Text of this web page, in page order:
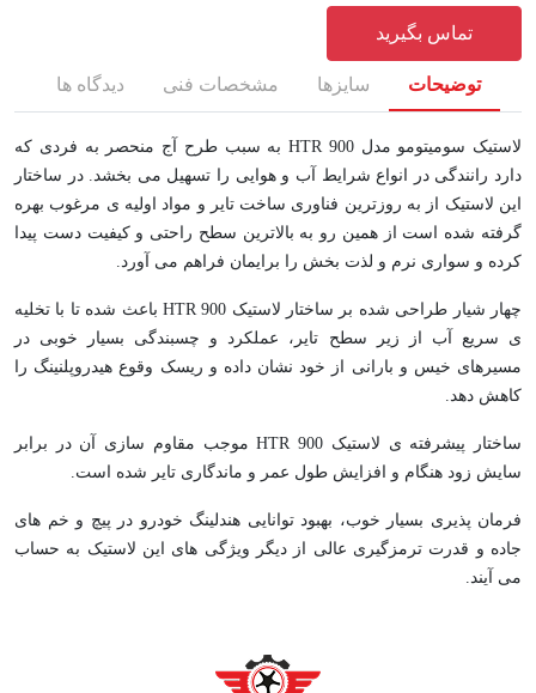
تماس بگیرید
توضیحات سایزها مشخصات فنی دیدگاه ها
لاستیک سومیتومو مدل HTR 900 به سبب طرح آج منحصر به فردی که
دارد رانندگی در انواع شرایط آب و هوایی را تسهیل می بخشد. در ساختار
این لاستیک از به روزترین فناوری ساخت تایر و مواد اولیه ی مرغوب بهره
گرفته شده است از همین رو به بالاترین سطح راحتی و کیفیت دست پیدا
کرده و سواری نرم و لذت بخش را برایمان فراهم می آورد.
چهار شیار طراحی شده بر ساختار لاستیک HTR 900 باعث شده تا با تخلیه
ی سریع آب از زیر سطح تایر، عملکرد و چسبندگی بسیار خوبی در
مسیرهای خیس و بارانی از خود نشان داده و ریسک وقوع هیدروپلنینگ را
کاهش دهد.
ساختار پیشرفته ی لاستیک HTR 900 موجب مقاوم سازی آن در برابر
سایش زود هنگام و افزایش طول عمر و ماندگاری تایر شده است.
فرمان پذیری بسیار خوب، بهبود توانایی هندلینگ خودرو در پیچ و خم های
جاده و قدرت ترمزگیری عالی از دیگر ویژگی های این لاستیک به حساب
می آیند.